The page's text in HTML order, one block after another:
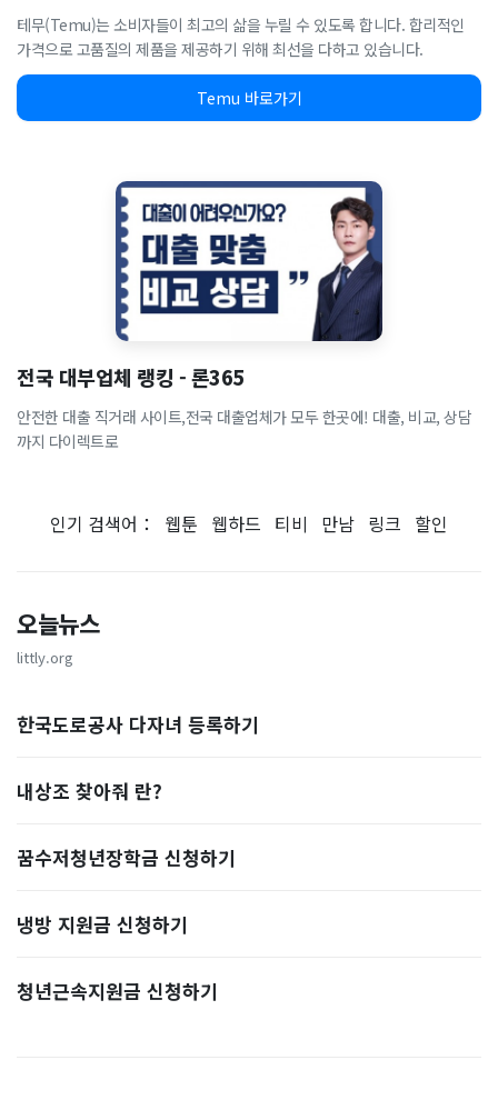
테무(Temu)는 소비자들이 최고의 삶을 누릴 수 있도록 합니다. 합리적인
가격으로 고품질의 제품을 제공하기 위해 최선을 다하고 있습니다.
Temu 바로가기
전국 대부업체 랭킹 - 론365
안전한 대출 직거래 사이트,전국 대출업체가 모두 한곳에! 대출, 비교, 상담
까지 다이렉트로
인기 검색어： 웹툰 웹하드 티비 만남 링크 할인
오늘뉴스
littly.org
한국도로공사 다자녀 등록하기
내상조 찾아줘 란?
꿈수저청년장학금 신청하기
냉방 지원금 신청하기
청년근속지원금 신청하기